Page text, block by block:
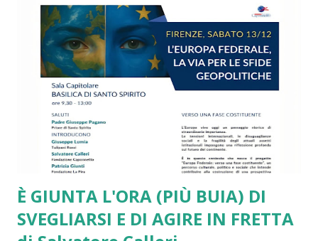
di genere, generazionali e territoriali fuori controllo. Su
tutte le sfide più drammatiche l’Unione Europea arranca e
si va via via sfaldando. Da più parti si presentano report
molto critici, come quello ben documentato di Draghi. Lo
stesso piglio critico lo ritroviamo in diversi interventi di
Romano Prodi e di altri leader e intellettuali sinceramente
europeisti. Ma a ben ve...
È GIUNTA L'ORA (PIÙ BUIA) DI
SVEGLIARSI E DI AGIRE IN FRETTA